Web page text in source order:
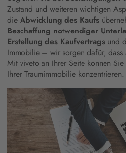
Zustand und weiteren wichtigen
die Abwicklung des Kaufs
Beschaffung notwendiger
Erstellung des Kaufvertrags und
Immobilie – wir sorgen dafür, dass
Mit viveto an Ihrer Seite können
Ihrer Traumimmobilie konzentrieren.